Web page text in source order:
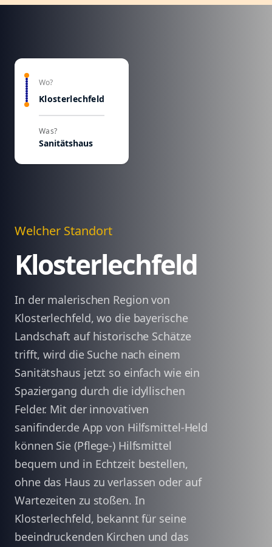
Wo?
Klosterlechfeld
Was?
Sanitätshaus
Welcher Standort
Klosterlechfeld
In der malerischen Region von
Klosterlechfeld, wo die bayerische
Landschaft auf historische Schätze
trifft, wird die Suche nach einem
Sanitätshaus jetzt so einfach wie ein
Spaziergang durch die idyllischen
Felder. Mit der innovativen
sanifinder.de App von Hilfsmittel-Held
können Sie (Pflege-) Hilfsmittel
bequem und in Echtzeit bestellen,
ohne das Haus zu verlassen oder auf
Wartezeiten zu stoßen. In
Klosterlechfeld, bekannt für seine
beeindruckenden Kirchen und das